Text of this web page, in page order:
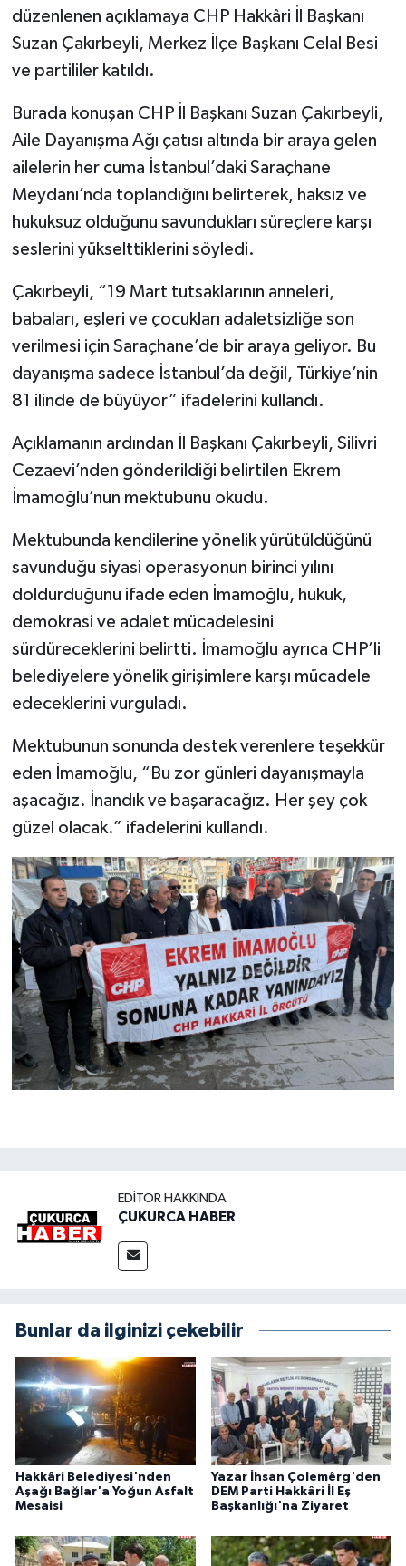
düzenlenen açıklamaya CHP Hakkâri İl Başkanı
Suzan Çakırbeyli, Merkez İlçe Başkanı Celal Besi
ve partililer katıldı.
Burada konuşan CHP İl Başkanı Suzan Çakırbeyli,
Aile Dayanışma Ağı çatısı altında bir araya gelen
ailelerin her cuma İstanbul’daki Saraçhane
Meydanı’nda toplandığını belirterek, haksız ve
hukuksuz olduğunu savundukları süreçlere karşı
seslerini yükselttiklerini söyledi.
Çakırbeyli, “19 Mart tutsaklarının anneleri,
babaları, eşleri ve çocukları adaletsizliğe son
verilmesi için Saraçhane’de bir araya geliyor. Bu
dayanışma sadece İstanbul’da değil, Türkiye’nin
81 ilinde de büyüyor” ifadelerini kullandı.
Açıklamanın ardından İl Başkanı Çakırbeyli, Silivri
Cezaevi’nden gönderildiği belirtilen Ekrem
İmamoğlu’nun mektubunu okudu.
Mektubunda kendilerine yönelik yürütüldüğünü
savunduğu siyasi operasyonun birinci yılını
doldurduğunu ifade eden İmamoğlu, hukuk,
demokrasi ve adalet mücadelesini
sürdüreceklerini belirtti. İmamoğlu ayrıca CHP’li
belediyelere yönelik girişimlere karşı mücadele
edeceklerini vurguladı.
Mektubunun sonunda destek verenlere teşekkür
eden İmamoğlu, “Bu zor günleri dayanışmayla
aşacağız. İnandık ve başaracağız. Her şey çok
güzel olacak.” ifadelerini kullandı.
EDITÖR HAKKINDA
ÇUKURCA HABER
Bunlar da ilginizi çekebilir
Hakkâri Belediyesi'nden
Aşağı Bağlar'a Yoğun Asfalt
Mesaisi
Yazar İhsan Çolemêrg'den
DEM Parti Hakkâri İl Eş
Başkanlığı'na Ziyaret